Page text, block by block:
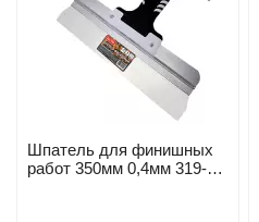
Шпатель для финишных
работ 350мм 0,4мм 319-